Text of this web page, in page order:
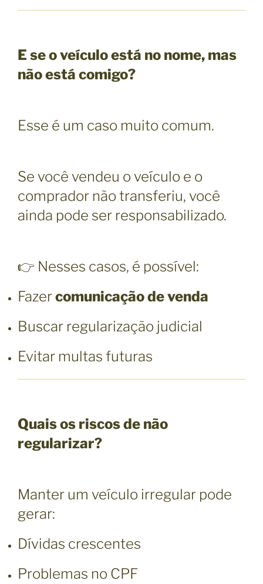
E se o veículo está no nome, mas
não está comigo?
Esse é um caso muito comum.
Se você vendeu o veículo e o
comprador não transferiu, você
ainda pode ser responsabilizado.
👉 Nesses casos, é possível:
Fazercomunicação de venda
Buscar regularização judicial
Evitar multas futuras
Quais os riscos de não
regularizar?
Manter um veículo irregular pode
gerar:
Dívidas crescentes
Problemas no CPF